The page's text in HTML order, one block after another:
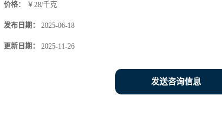
价格： ￥28/千克
发布日期： 2025-06-18
更新日期： 2025-11-26
发送咨询信息